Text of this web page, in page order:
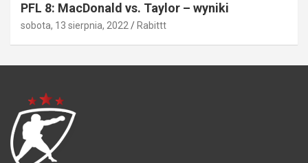
PFL 8: MacDonald vs. Taylor – wyniki
sobota, 13 sierpnia, 2022 Rabittt